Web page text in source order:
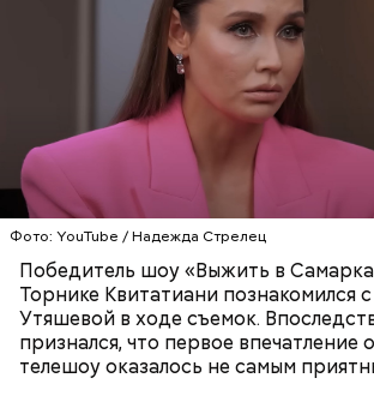
Фото: YouTube / Надежда Стрелец
Победитель шоу «Выжить в
Торнике Квитатиани познакомился
Утяшевой в ходе съемок.
признался, что первое впечатление
телешоу оказалось не самым
Терапевт
продукты и
выводят токсины
Ранние плоды, по словам врача,
Чистит сосуды
рака: чем